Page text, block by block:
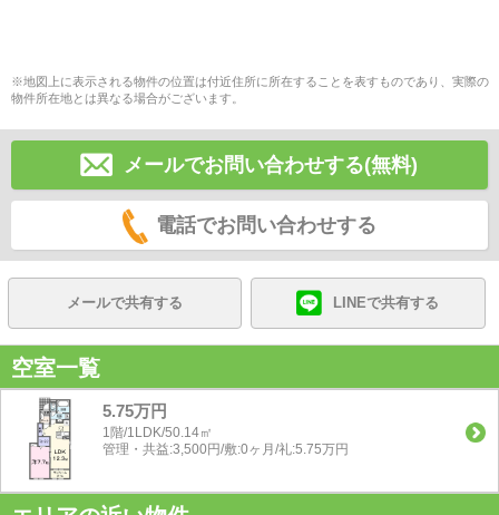
※地図上に表示される物件の位置は付近住所に所在することを表すものであり、実際の
物件所在地とは異なる場合がございます。
メールでお問い合わせする(無料)
電話でお問い合わせする
メールで共有する LINEで共有する
空室一覧
5.75万円
1階/1LDK/50.14㎡
管理・共益:3,500円/敷:0ヶ月/礼:5.75万円